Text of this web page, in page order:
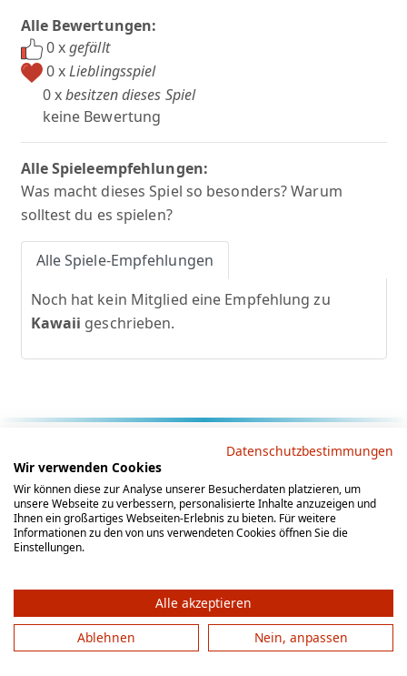
Alle Bewertungen:
0 xgefällt
0 xLieblingsspiel
0 xbesitzen dieses Spiel
keine Bewertung
Alle Spieleempfehlungen:
Was macht dieses Spiel so besonders? Warum
solltest du es spielen?
Alle Spiele-Empfehlungen
Noch hat kein Mitglied eine Empfehlung zu
Kawaii geschrieben.
AGB Datenschutz
Impressum
Social Media
© 2012 - 2026 by gesellschaftsspieler-gesucht.de
Datenschutzbestimmungen
Wir verwenden Cookies
Wir können diese zur Analyse unserer Besucherdaten platzieren, um
unsere Webseite zu verbessern, personalisierte Inhalte anzuzeigen und
Ihnen ein großartiges Webseiten-Erlebnis zu bieten. Für weitere
Informationen zu den von uns verwendeten Cookies öffnen Sie die
Einstellungen.
Alle akzeptieren
Ablehnen
Nein, anpassen